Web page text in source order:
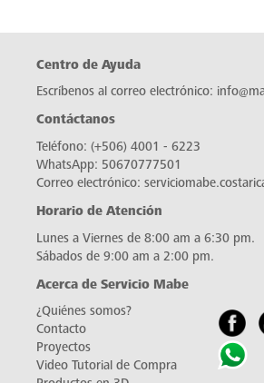
Centro de Ayuda
Escríbenos al correo electrónico:
Contáctanos
Teléfono: (+506) 4001 - 6223
WhatsApp: 50670777501
Correo electrónico:
Horario de Atención
Lunes a Viernes de 8:00 am a 6:30 pm.
Sábados de 9:00 am a 2:00 pm.
Acerca de Servicio Mabe
¿Quiénes somos?
Contacto
Proyectos
Video Tutorial de Compra